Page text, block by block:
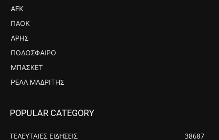
ΑΕΚ
ΠΑΟΚ
ΆΡΗΣ
ΠΟΔΌΣΦΑΙΡΟ
ΜΠΆΣΚΕΤ
ΡΕΆΛ ΜΑΔΡΊΤΗΣ
POPULAR CATEGORY
ΤΕΛΕΥΤΑΙΕΣ ΕΙΔΗΣΕΙΣ
38687